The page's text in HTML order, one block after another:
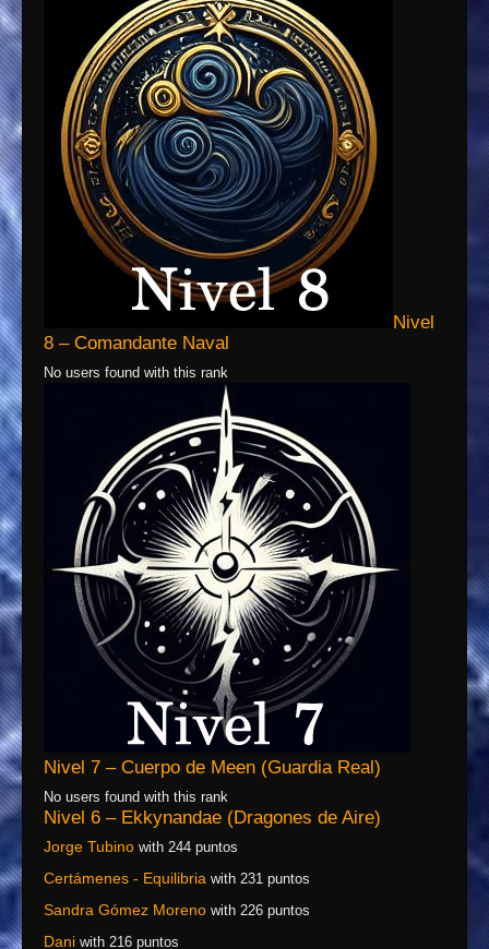
Nivel
8 – Comandante Naval
No users found with this rank
Nivel 7 – Cuerpo de Meen (Guardia Real)
No users found with this rank
Nivel 6 – Ekkynandae (Dragones de Aire)
Jorge Tubino with 244 puntos
Certámenes - Equilibria with 231 puntos
Sandra Gómez Moreno with 226 puntos
Dani with 216 puntos